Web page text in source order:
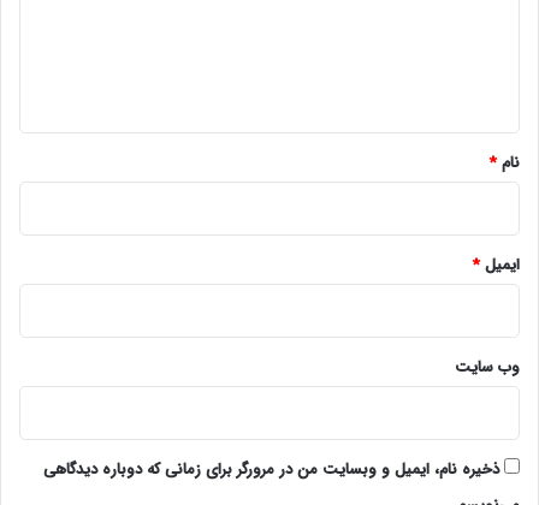
نام*
ایمیل*
وب‌ سایت
ذخیره نام، ایمیل و وبسایت من در مرورگر برای زمانی که دوباره دیدگاهی